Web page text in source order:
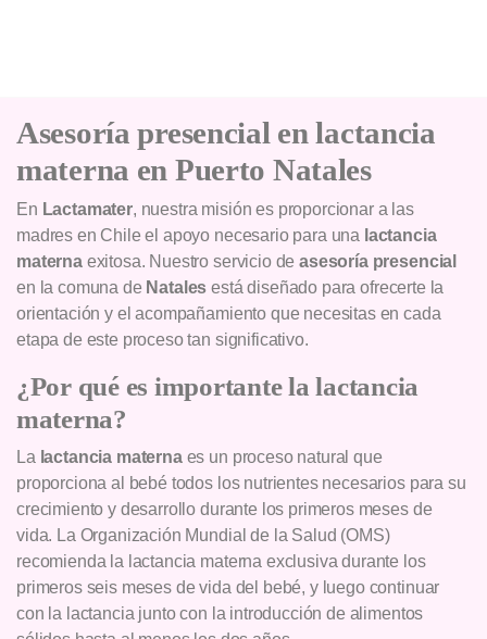
Asesoría presencial en lactancia
materna en Puerto Natales
En Lactamater, nuestra misión es proporcionar a las
madres en Chile el apoyo necesario para una lactancia
maternaexitosa. Nuestro servicio deasesoría presencial
en la comuna de Natales está diseñado para ofrecerte la
orientación y el acompañamiento que necesitas en cada
etapa de este proceso tan significativo.
¿Por qué es importante la lactancia
materna?
La lactancia maternaes un proceso natural que
proporciona al bebé todos los nutrientes necesarios para su
crecimiento y desarrollo durante los primeros meses de
vida. La Organización Mundial de la Salud (OMS)
recomienda la lactancia materna exclusiva durante los
primeros seis meses de vida del bebé, y luego continuar
con la lactancia junto con la introducción de alimentos